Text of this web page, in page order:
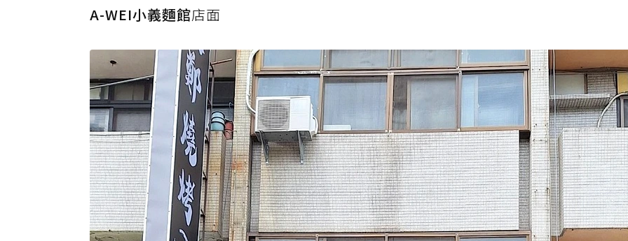
A-WEI小義麵館店面